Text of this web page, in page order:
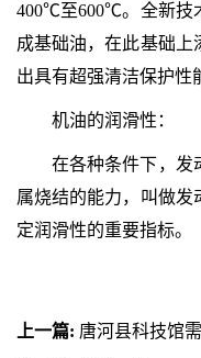
400℃至600℃。全新技
成基础油，在此基础上
出具有超强清洁保护性
机油的润滑性：
在各种条件下，发
属烧结的能力，叫做发
定润滑性的重要指标。
上一篇: 唐河县科技馆